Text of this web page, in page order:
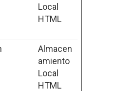
Local
HTML
Almacen
amiento
Local
HTML